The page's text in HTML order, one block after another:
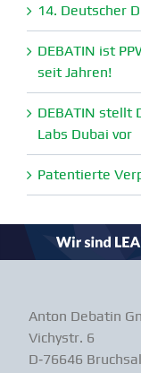
14. Deutscher
DEBATIN ist
seit Jahren!
DEBATIN stellt
Labs Dubai vor
Paten­tierte
Anton Debatin
Vichystr. 6
D‑76646 Bruchsal